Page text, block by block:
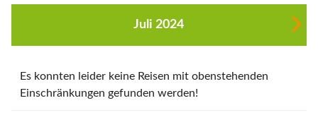
Juli 2024
Es konnten leider keine Reisen mit obenstehenden
Einschränkungen gefunden werden!